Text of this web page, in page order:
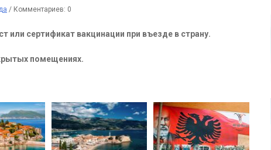
/ Комментариев: 0
или сертификат вакцинации при въезде в страну.
помещениях.